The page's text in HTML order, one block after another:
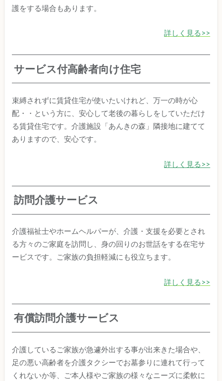
護をする場合もあります。
詳しく見る>>
サービス付高齢者向け住宅
束縛されずに賃貸住宅が使いたいけれど、万一の時が心
配・・という方に、安心して老後の暮らしをしていただけ
る賃貸住宅です。介護施設「あんきの森」隣接地に建てて
ありますので、安心です。
詳しく見る>>
訪問介護サービス
介護福祉士やホームヘルパーが、介護・支援を必要とされ
る方々のご家庭を訪問し、身の回りのお世話をする在宅サ
ービスです。ご家族の負担軽減にも役立ちます。
詳しく見る>>
有償訪問介護サービス
介護しているご家族が急遽外出する事が出来きた場合や、
足の悪い高齢者を介護タクシーでお墓参りに連れて行って
くれないか等、ご本人様やご家族の様々なニーズに柔軟に